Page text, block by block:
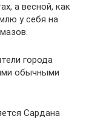
а весной, как
у себя на
города
обычными
Сардана